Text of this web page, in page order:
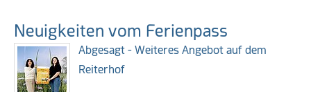
Neuigkeiten vom Ferienpass
Abgesagt - Weiteres Angebot auf dem
Reiterhof